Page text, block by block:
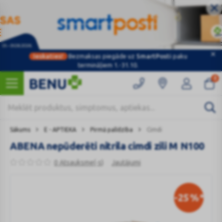
Ieskaties! Bezmaksas piegāde uz SmartPostipaku
termināļiem 1.-31.10.
0
Sākums E - APTIEKA Pirmā palīdzība Cimdi
0 Atsauksme(-s) Jautājumi
ABENA nepūderēti nitrila cimdi zili M N100
-25%*